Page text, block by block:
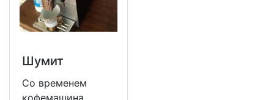
Шумит
Со временем